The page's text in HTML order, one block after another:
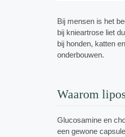
Bij mensen is het
bij knieartrose liet
bij honden, katten
onderbouwen.
Waarom
Glucosamine en
een gewone